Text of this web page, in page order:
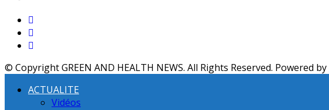
© Copyright GREEN AND HEALTH NEWS. All Rights Reserved. Powered by
ACTUALITE
Vidéos